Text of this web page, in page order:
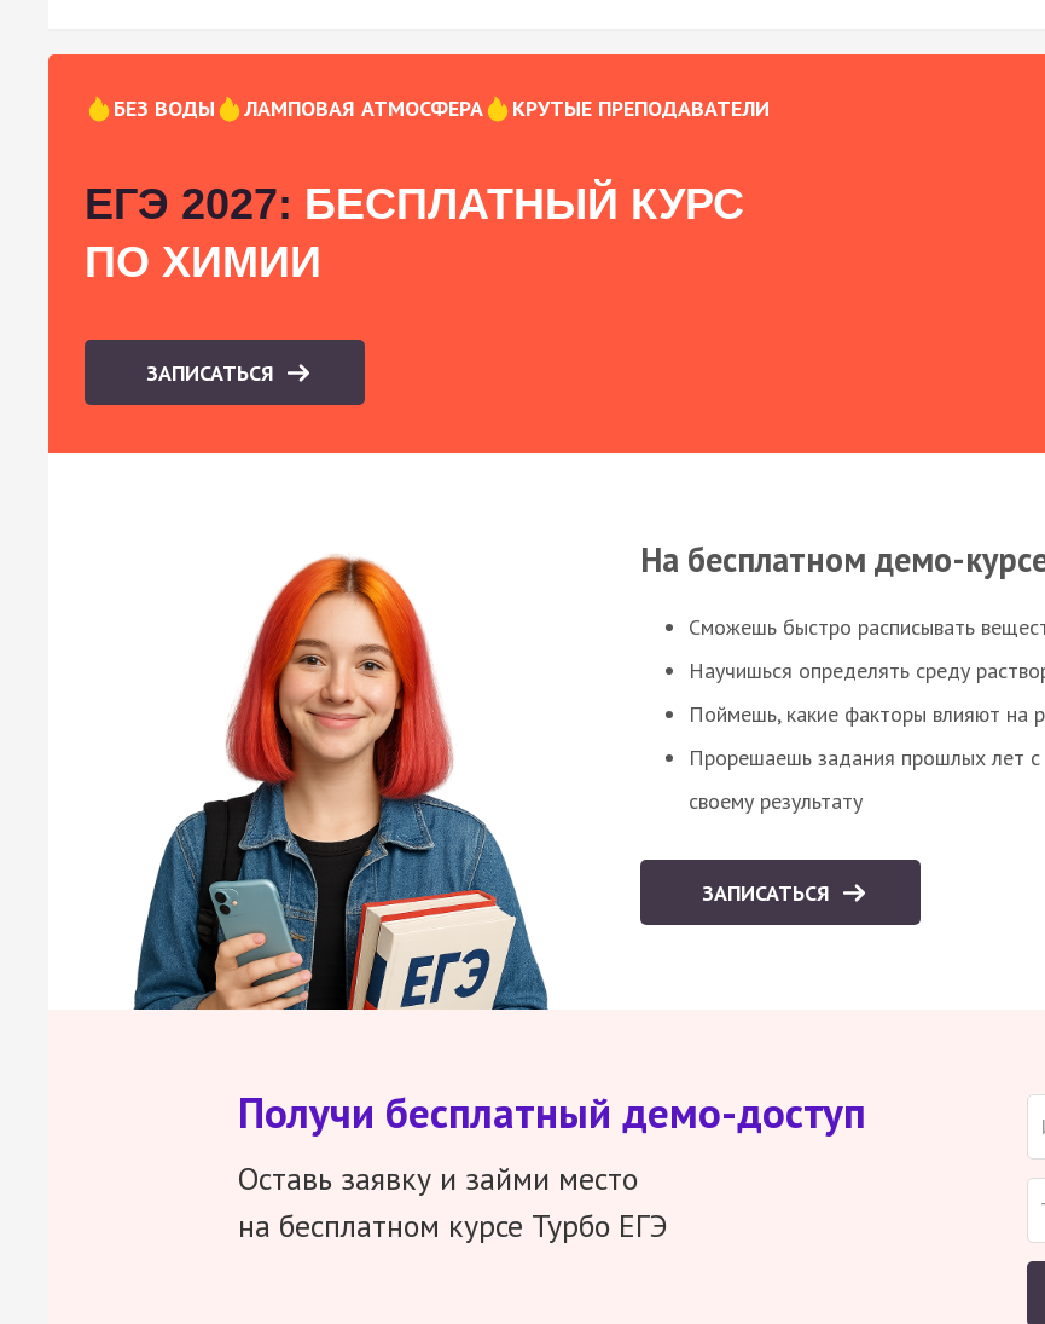
БЕЗ ВОДЫ ЛАМПОВАЯ АТМОСФЕРА КРУТЫЕ ПРЕПОДАВАТЕЛИ
ЕГЭ 2027: БЕСПЛАТНЫЙ КУРС
ПО ХИМИИ
ЗАПИСАТЬСЯ
На бесплатном демо-
Сможешь быстро расписывать
Научишься определять среду
Поймешь, какие факторы влияют на
Прорешаешь задания прошлых лет
своему результату
ЗАПИСАТЬСЯ
Получи бесплатный демо-доступ
Оставь заявку и займи место
на бесплатном курсе Турбо ЕГЭ